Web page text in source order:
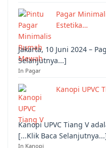
Pagar
Estetika…
Jakarta, 10 Juni 2024 –
Selanjutnya...]
In Pagar
Kanopi UPVC
Kanopi UPVC Tiang V
[...Klik Baca
In Kanopi